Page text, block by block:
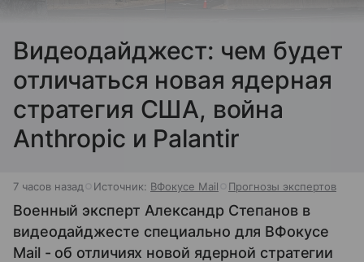
Видеодайджест: чем будет
отличаться новая ядерная
стратегия США, война
Anthropic и Palantir
7 часов назад Источник: ВФокусе Mail Прогнозы экспертов
Военный эксперт Александр Степанов в
видеодайджесте специально для ВФокусе
Mail - об отличиях новой ядерной стратегии